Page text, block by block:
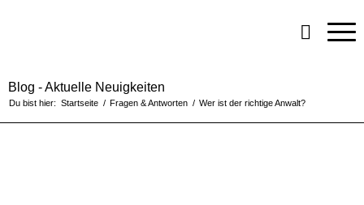
Blog - Aktuelle Neuigkeiten
Du bist hier: Startseite / Fragen & Antworten / Wer ist der richtige Anwalt?